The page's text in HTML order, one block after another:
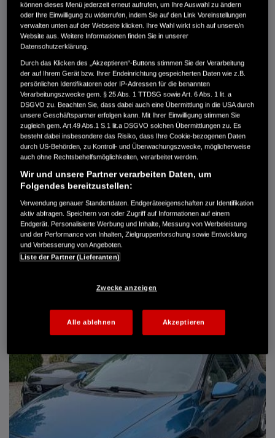
MWST. NICHT AUSWEISBAR
3.900 €
Außenfarbe
crystal black pearl
Kilometerstand
166.000 km
Kraftstoffart
Super
Getriebe
Automatik
Türen
5
Leistung
61 kW / 83 PS
Hubraum
1.339 cm³
Erstzulassung
10.2007
Bauart
Limousine
AUTO HARKE GMBH
Randersweide 59-63
21035 Hamburg
+49 40 735 935 0
DETAILS
können dieses Menü jederzeit erneut aufrufen, um Ihre Auswahl zu ändern
oder Ihre Einwilligung zu widerrufen, indem Sie auf den Link Voreinstellungen
verwalten unten auf der Webseite klicken. Ihre Wahl wirkt sich auf unsere/n
Website aus. Weitere Informationen finden Sie in unserer
Datenschutzerklärung.
Durch das Klicken des „Akzeptieren“-Buttons stimmen Sie der Verarbeitung
der auf Ihrem Gerät bzw. Ihrer Endeinrichtung gespeicherten Daten wie z.B.
persönlichen Identifikatoren oder IP-Adressen für die benannten
Verarbeitungszwecke gem. § 25 Abs. 1 TTDSG sowie Art. 6 Abs. 1 lit. a
DSGVO zu. Beachten Sie, dass dabei auch eine Übermittlung in die USA durch
unsere Geschäftspartner erfolgen kann. Mit Ihrer Einwilligung stimmen Sie
zugleich gem. Art.49 Abs.1 S.1 lit.a DSGVO solchen Übermittlungen zu. Es
besteht dabei insbesondere das Risiko, dass Ihre Cookie-bezogenen Daten
durch US-Behörden, zu Kontroll- und Überwachungszwecke, möglicherweise
auch ohne Rechtsbehelfsmöglichkeiten, verarbeitet werden.
Wir und unsere Partner verarbeiten Daten, um
Folgendes bereitzustellen:
Verwendung genauer Standortdaten. Endgeräteeigenschaften zur Identifikation
aktiv abfragen. Speichern von oder Zugriff auf Informationen auf einem
Endgerät. Personalisierte Werbung und Inhalte, Messung von Werbeleistung
und der Performance von Inhalten, Zielgruppenforschung sowie Entwicklung
und Verbesserung von Angeboten.
Liste der Partner (Lieferanten)
Zwecke anzeigen
Alle ablehnen Akzeptieren